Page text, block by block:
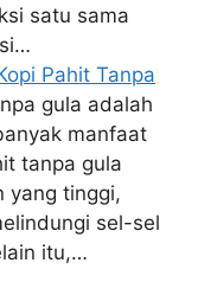
satu sama
Pahit Tanpa
gula adalah
manfaat
tanpa gula
yang tinggi,
sel-sel
itu,…